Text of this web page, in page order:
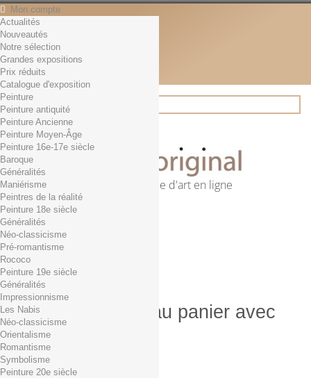
Mon compte
Contact
Français
English
Français
Actualités
Rechercher
Première librairie d'art en ligne
Panier (vide)
Aucun produit
0,01€ dès 29€ d'achat
0,00 € Total
Commander
Produit ajouté au panier avec
succès
Quantité
Total
Actualités
Nouveautés
Notre sélection
Grandes expositions
Prix réduits
Catalogue d'exposition
Peinture
Peinture antiquité
Peinture Ancienne
Peinture Moyen-Âge
Peinture 16e-17e siècle
Baroque
Généralités
Maniérisme
Peintres de la réalité
Peinture 18e siècle
Généralités
Néo-classicisme
Pré-romantisme
Rococo
Peinture 19e siècle
Généralités
Impressionnisme
Les Nabis
Néo-classicisme
Orientalisme
Romantisme
Symbolisme
Peinture 20e siècle